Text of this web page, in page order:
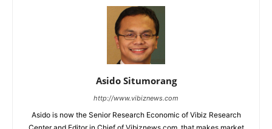
Asido Situmorang
http://www.vibiznews.com
Asido is now the Senior Research Economic of Vibiz Research